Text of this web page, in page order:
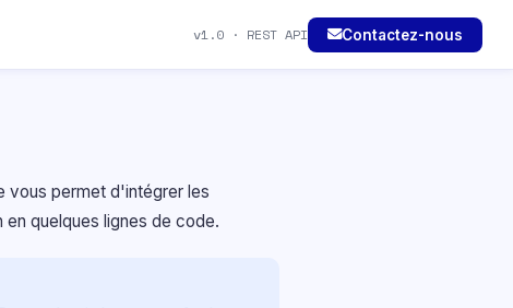
v1.0 · REST API Contactez-nous
vous permet d'intégrer les
quelques lignes de code.